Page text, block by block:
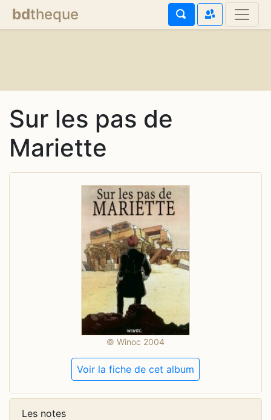
bdtheque
Sur les pas de
Mariette
© Winoc 2004
Voir la fiche de cet album
Les notes